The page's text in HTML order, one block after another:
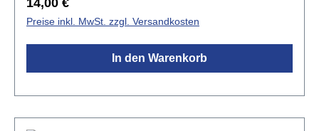
und Schmatzen von Polstern durch das Entziehen
der überflüssigen Feuchtigkeit
verhindert.Spezifikationen:mit Magnesium-Puder
beschichtetes Spezialpapierzur
auf den Tonlöchernbeugt "Schmatzgeräuschen" vor
Preise inkl. MwSt. zzgl. Versandkosten
In den Warenkorb